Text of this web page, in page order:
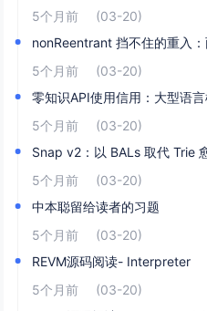
5个月前
(03-20)
nonReentrant 挡不住的重入
5个月前
(03-20)
零知识API使用信用：大型语
5个月前
(03-20)
Snap v2：以 BALs 取代 Trie
5个月前
(03-20)
中本聪留给读者的习题
5个月前
(03-20)
REVM源码阅读- Interpreter
5个月前
(03-20)